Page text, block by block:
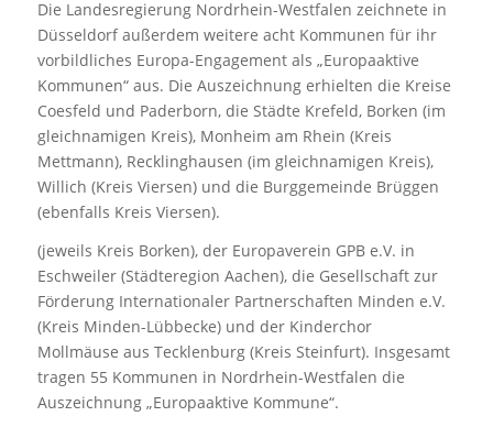
Die Landesregierung Nordrhein-Westfalen zeichnete in
Düsseldorf außerdem weitere acht Kommunen für ihr
vorbildliches Europa-Engagement als „Europaaktive
Kommunen“ aus. Die Auszeichnung erhielten die Kreise
Coesfeld und Paderborn, die Städte Krefeld, Borken (im
gleichnamigen Kreis), Monheim am Rhein (Kreis
Mettmann), Recklinghausen (im gleichnamigen Kreis),
Willich (Kreis Viersen) und die Burggemeinde Brüggen
(ebenfalls Kreis Viersen).
(jeweils Kreis Borken), der Europaverein GPB e.V. in
Eschweiler (Städteregion Aachen), die Gesellschaft zur
Förderung Internationaler Partnerschaften Minden e.V.
(Kreis Minden-Lübbecke) und der Kinderchor
Mollmäuse aus Tecklenburg (Kreis Steinfurt). Insgesamt
tragen 55 Kommunen in Nordrhein-Westfalen die
Auszeichnung „Europaaktive Kommune“.